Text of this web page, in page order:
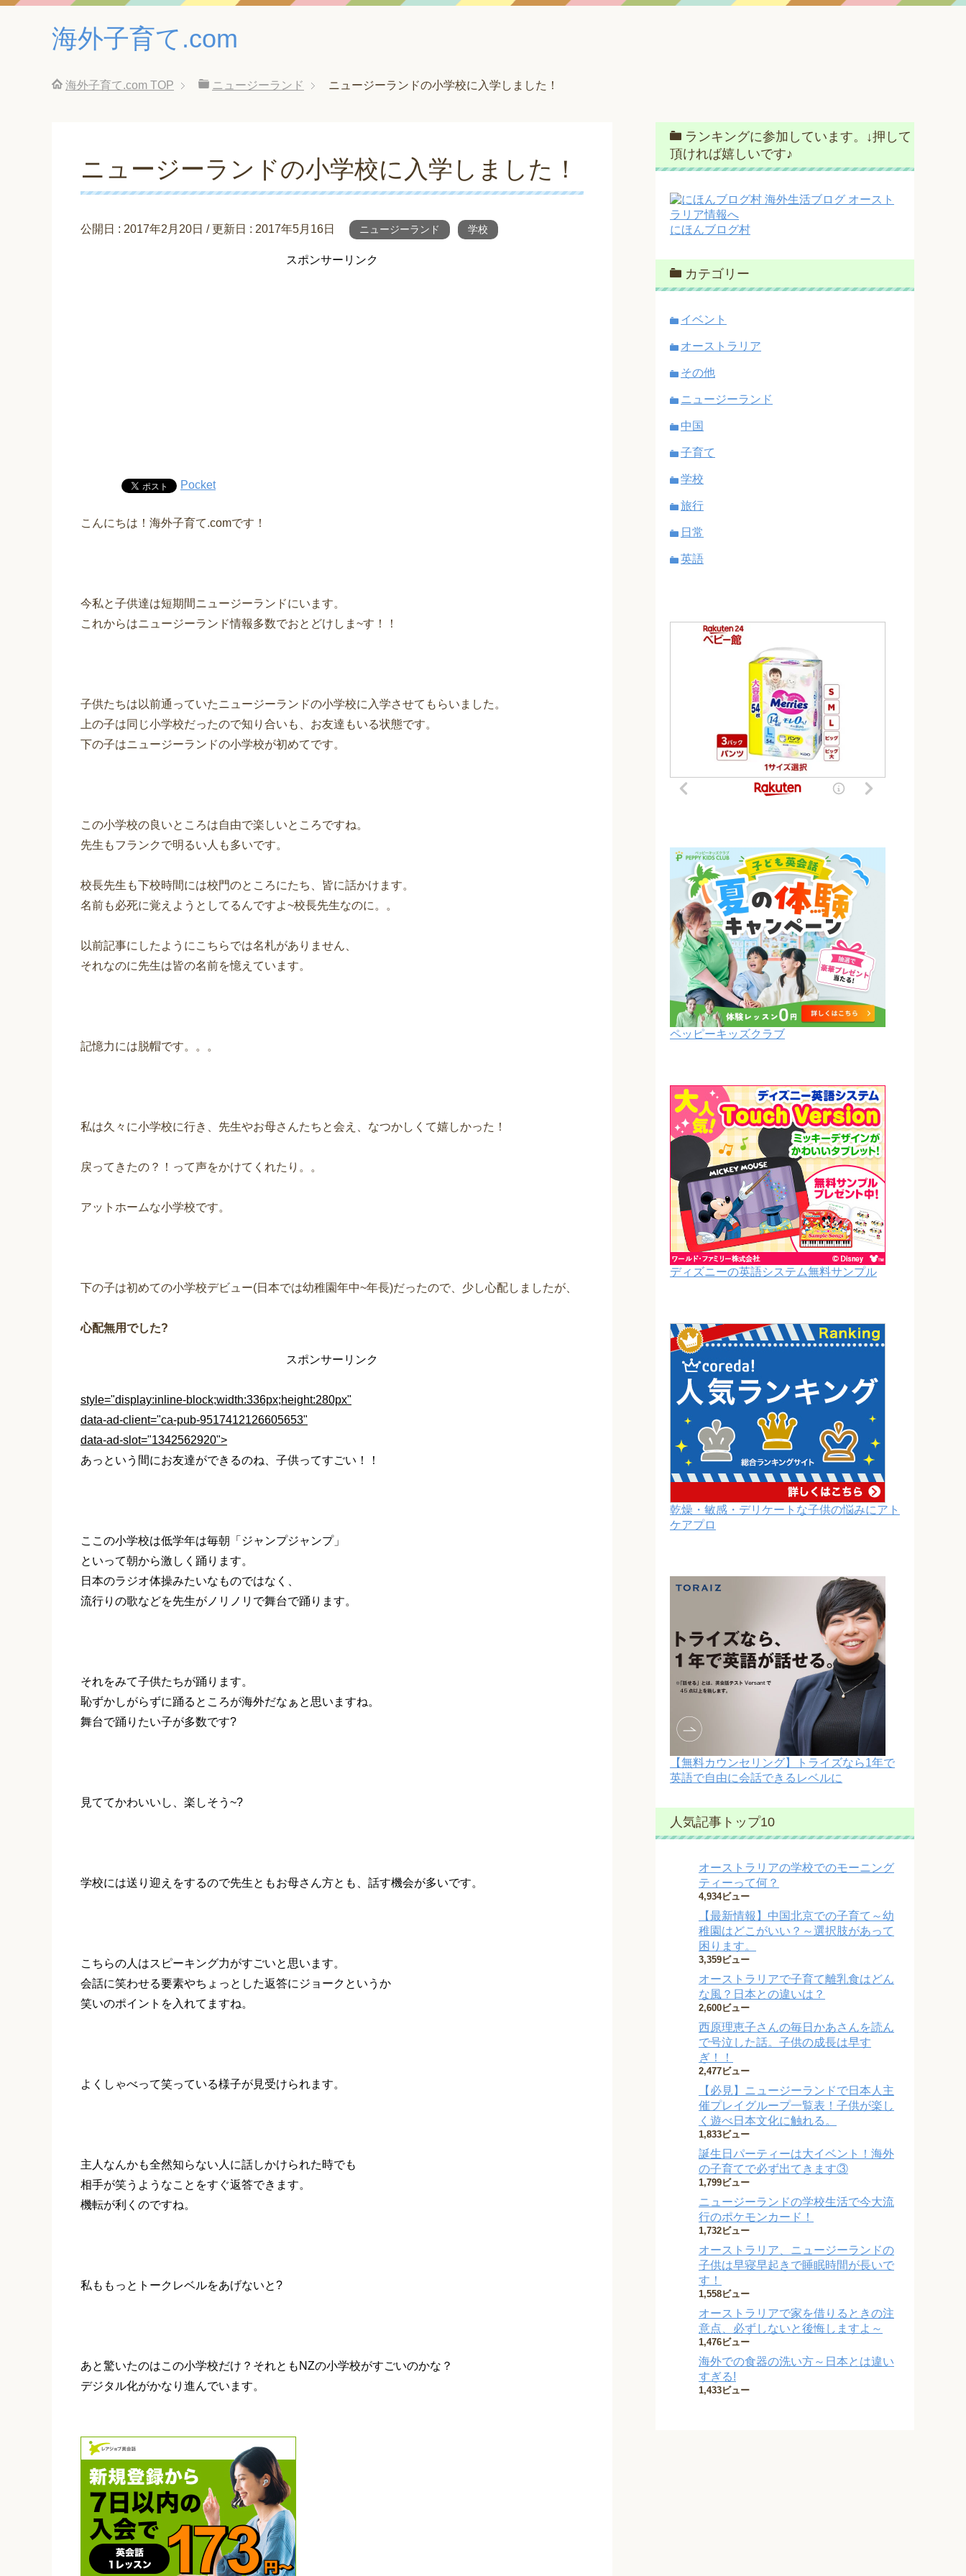
海外子育て.com
海外子育て.com TOP ニュージーランド ニュージーランドの小学校に入学しました！
ニュージーランドの小学校に入学しました！
公開日 : 2017年2月20日 / 更新日 : 2017年5月16日 ニュージーランド 学校
スポンサーリンク
Pocket
こんにちは！海外子育て.comです！
今私と子供達は短期間ニュージーランドにいます。
これからはニュージーランド情報多数でおとどけしま~す！！
子供たちは以前通っていたニュージーランドの小学校に入学させてもらいました。
上の子は同じ小学校だったので知り合いも、お友達もいる状態です。
下の子はニュージーランドの小学校が初めてです。
この小学校の良いところは自由で楽しいところですね。
先生もフランクで明るい人も多いです。
校長先生も下校時間には校門のところにたち、皆に話かけます。
名前も必死に覚えようとしてるんですよ~校長先生なのに。。
以前記事にしたようにこちらでは名札がありません、
それなのに先生は皆の名前を憶えています。
記憶力には脱帽です。。。
私は久々に小学校に行き、先生やお母さんたちと会え、なつかしくて嬉しかった！
戻ってきたの？！って声をかけてくれたり。。
アットホームな小学校です。
下の子は初めての小学校デビュー(日本では幼稚園年中~年長)だったので、少し心配しましたが、
心配無用でした?
スポンサーリンク
style="display:inline-block;width:336px;height:280px"
data-ad-client="ca-pub-9517412126605653"
data-ad-slot="1342562920">
あっという間にお友達ができるのね、子供ってすごい！！
ここの小学校は低学年は毎朝「ジャンプジャンプ」
といって朝から激しく踊ります。
日本のラジオ体操みたいなものではなく、
流行りの歌などを先生がノリノリで舞台で踊ります。
それをみて子供たちが踊ります。
恥ずかしがらずに踊るところが海外だなぁと思いますね。
舞台で踊りたい子が多数です?
見ててかわいいし、楽しそう~?
学校には送り迎えをするので先生ともお母さん方とも、話す機会が多いです。
こちらの人はスピーキング力がすごいと思います。
会話に笑わせる要素やちょっとした返答にジョークというか
笑いのポイントを入れてますね。
よくしゃべって笑っている様子が見受けられます。
主人なんかも全然知らない人に話しかけられた時でも
相手が笑うようなことをすぐ返答できます。
機転が利くのですね。
私ももっとトークレベルをあげないと?
あと驚いたのはこの小学校だけ？それともNZの小学校がすごいのかな？
デジタル化がかなり進んでいます。
ランキングに参加しています。↓押して
頂ければ嬉しいです♪
にほんブログ村
カテゴリー
イベント
オーストラリア
その他
ニュージーランド
中国
子育て
学校
旅行
日常
英語
ペッピーキッズクラブ
ディズニーの英語システム無料サンプル
乾燥・敏感・デリケートな子供の悩みにアト
ケアプロ
【無料カウンセリング】トライズなら1年で
英語で自由に会話できるレベルに
人気記事トップ10
オーストラリアの学校でのモーニング
ティーって何？
4,934ビュー
【最新情報】中国北京での子育て～幼
稚園はどこがいい？～選択肢があって
困ります。
3,359ビュー
オーストラリアで子育て離乳食はどん
な風？日本との違いは？
2,600ビュー
西原理恵子さんの毎日かあさんを読ん
で号泣した話。子供の成長は早す
ぎ！！
2,477ビュー
【必見】ニュージーランドで日本人主
催プレイグループ一覧表！子供が楽し
く遊べ日本文化に触れる。
1,833ビュー
誕生日パーティーは大イベント！海外
の子育てで必ず出てきます③
1,799ビュー
ニュージーランドの学校生活で今大流
行のポケモンカード！
1,732ビュー
オーストラリア、ニュージーランドの
子供は早寝早起きで睡眠時間が長いで
す！
1,558ビュー
オーストラリアで家を借りるときの注
意点、必ずしないと後悔しますよ～
1,476ビュー
海外での食器の洗い方～日本とは違い
すぎる!
1,433ビュー